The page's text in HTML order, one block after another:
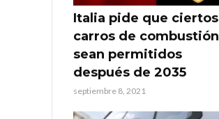
Italia pide que ciertos
carros de combustión
sean permitidos
después de 2035
septiembre 8, 2021